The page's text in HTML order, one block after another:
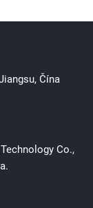
Čína
Co.,